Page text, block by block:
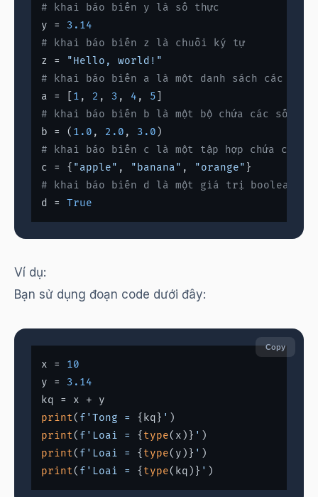
# khai báo biến y là số thực
y = 3.14
# khai báo biến z là chuỗi ký tự
z =
"Hello, world!"
# khai báo biến a là một danh sách các số
a = [ 1 , 2 , 3 , 4 , 5
# khai báo biến b là một bộ chứa các số
b = ( 1.0 , 2.0 , 3.0
# khai báo biến c là một tập hợp chứa các
c = { "apple" , "banana" , "orange"
# khai báo biến d là một giá trị boolean
d = True
Ví dụ:
Bạn sử dụng đoạn code dưới đây:
x = 10
y = 3.14
print( f'Tong = {kq} '
print( f'Loai = { type(x)} '
print( f'Loai = { type(y)} '
print( f'Loai = { type(kq)} '
Copy